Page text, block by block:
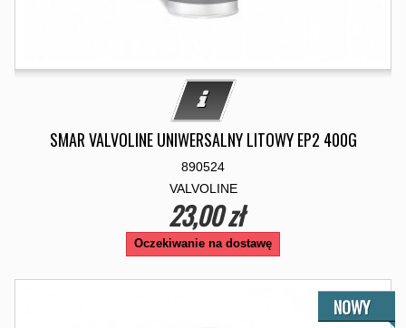
SMAR VALVOLINE UNIWERSALNY LITOWY EP2 400G
890524
VALVOLINE
23,00 zł
Oczekiwanie na dostawę
NOWY